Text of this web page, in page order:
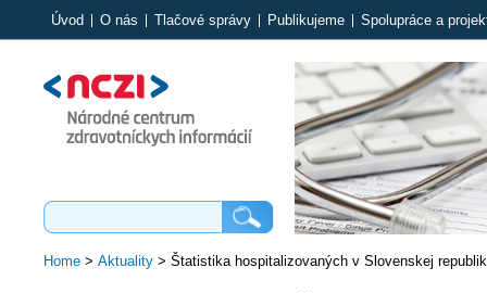
Úvod O nás Tlačové správy Publikujeme Spolupráce a
Home> Aktuality> Štatistika hospitalizovaných v Slovenskej